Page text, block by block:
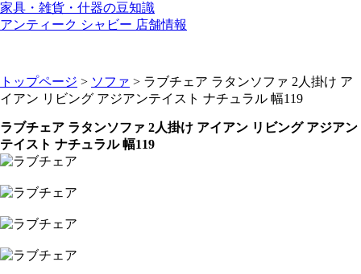
家具・雑貨・什器の豆知識
アンティーク シャビー 店舗情報
トップページ > ソファ > ラブチェア ラタンソファ 2人掛け ア
イアン リビング アジアンテイスト ナチュラル 幅119
ラブチェア ラタンソファ 2人掛け アイアン リビング アジアン
テイスト ナチュラル 幅119